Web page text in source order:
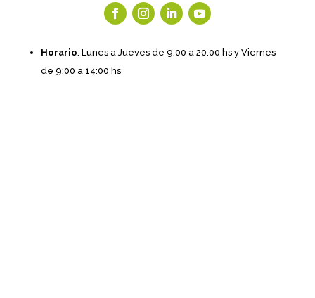
Horario: Lunes a Jueves de 9:00 a 20:00 hs y Viernes
de 9:00 a 14:00 hs